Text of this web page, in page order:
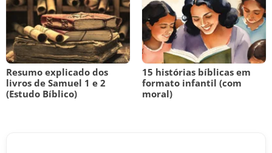
Resumo explicado dos
livros de Samuel 1 e 2
(Estudo Bíblico)
15 histórias bíblicas em
formato infantil (com
moral)